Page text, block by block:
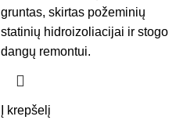
gruntas, skirtas požeminių
statinių hidroizoliacijai ir stogo
dangų remontui.
Į krepšelį